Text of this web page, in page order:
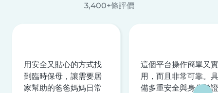
3,400+條評價
用安全又貼心的方式找
到臨時保母，讓需要居
家幫助的爸爸媽媽日常
這個平台操作簡單又實
用，而且非常可靠。具
備多重安全與身分驗證